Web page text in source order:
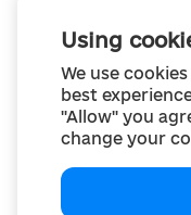
Using
We use
best
"Allow" you
change your